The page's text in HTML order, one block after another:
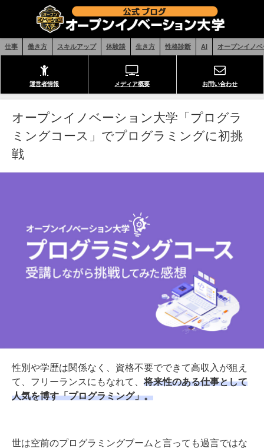
仕事 働き方 スキルアップ 体験談 生き方 性格診断 AI オープンイノ
運営者情報 メディア概要 お問い合わせ
オープンイノベーション大学「プログラ
ミングコース」でプログラミングに初挑
戦
性別や学歴は関係なく、資格不要でできて高収入が狙え
て、フリーランスにもなれて、将来性のある仕事として
人気を博す「プログラミング」。
世は空前のプログラミングブームと言っても過言ではな